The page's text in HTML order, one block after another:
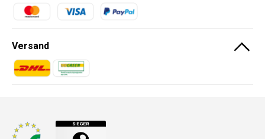
Zahlungsmethoden
Versand
Zahlungsmethoden
Zahlungsmethoden